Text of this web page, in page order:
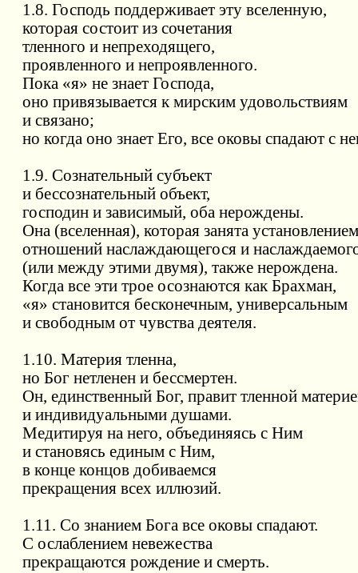
1.8. Господь поддерживает эту вселенную,
которая состоит из сочетания
тленного и непреходящего,
проявленного и непроявленного.
Пока «я» не знает Господа,
оно привязывается к мирским удовольствиям
и связано;
но когда оно знает Его, все оковы спадают с
1.9. Сознательный субъект
и бессознательный объект,
господин и зависимый, оба нерождены.
Она (вселенная), которая занята установлением
отношений наслаждающегося и
(или между этими двумя), также нерождена.
Когда все эти трое осознаются как Брахман,
«я» становится бесконечным, универсальным
и свободным от чувства деятеля.
1.10. Материя тленна,
но Бог нетленен и бессмертен.
Он, единственный Бог, правит тленной
и индивидуальными душами.
Медитируя на него, объединяясь с Ним
и становясь единым с Ним,
в конце концов добиваемся
прекращения всех иллюзий.
1.11. Со знанием Бога все оковы спадают.
С ослаблением невежества
прекращаются рождение и смерть.